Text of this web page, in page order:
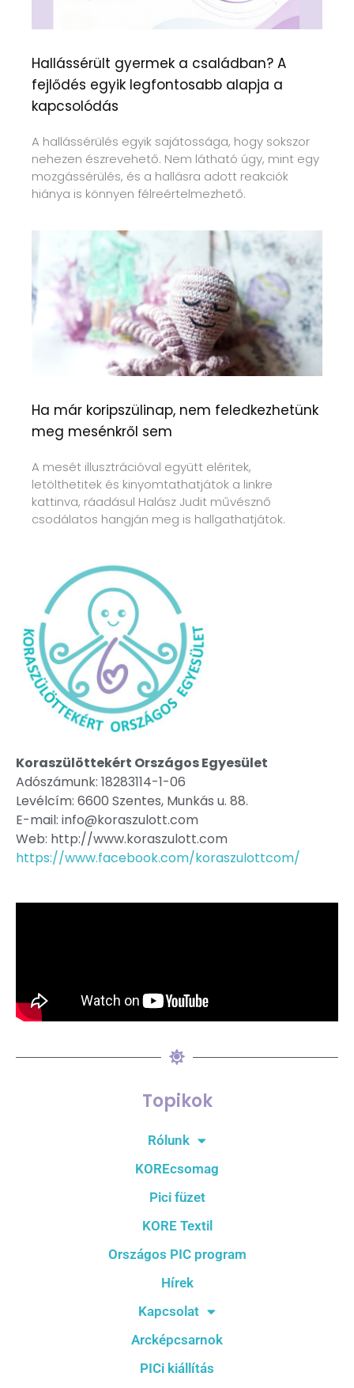
Hallássérült gyermek a családban? A
fejlődés egyik legfontosabb alapja a
kapcsolódás
A hallássérülés egyik sajátossága, hogy sokszor
nehezen észrevehető. Nem látható úgy, mint egy
mozgássérülés, és a hallásra adott reakciók
hiánya is könnyen félreértelmezhető.
Ha már koripszülinap, nem feledkezhetünk
meg mesénkről sem
A mesét illusztrációval együtt eléritek,
letölthetitek és kinyomtathatjátok a linkre
kattinva, ráadásul Halász Judit művésznő
csodálatos hangján meg is hallgathatjátok.
Koraszülöttekért Országos Egyesület
Adószámunk: 18283114-1-06
Levélcím: 6600 Szentes, Munkás u. 88.
E-mail: info@koraszulott.com
Web: http://www.koraszulott.com
https://www.facebook.com/koraszulottcom/
Topikok
Rólunk
KOREcsomag
Pici füzet
KORE Textil
Országos PIC program
Hírek
Kapcsolat
Arcképcsarnok
PICi kiállítás